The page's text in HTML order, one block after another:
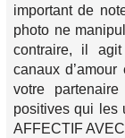
important de
photo ne
contraire, il
canaux
votre
positives qui les
AFFECTIF